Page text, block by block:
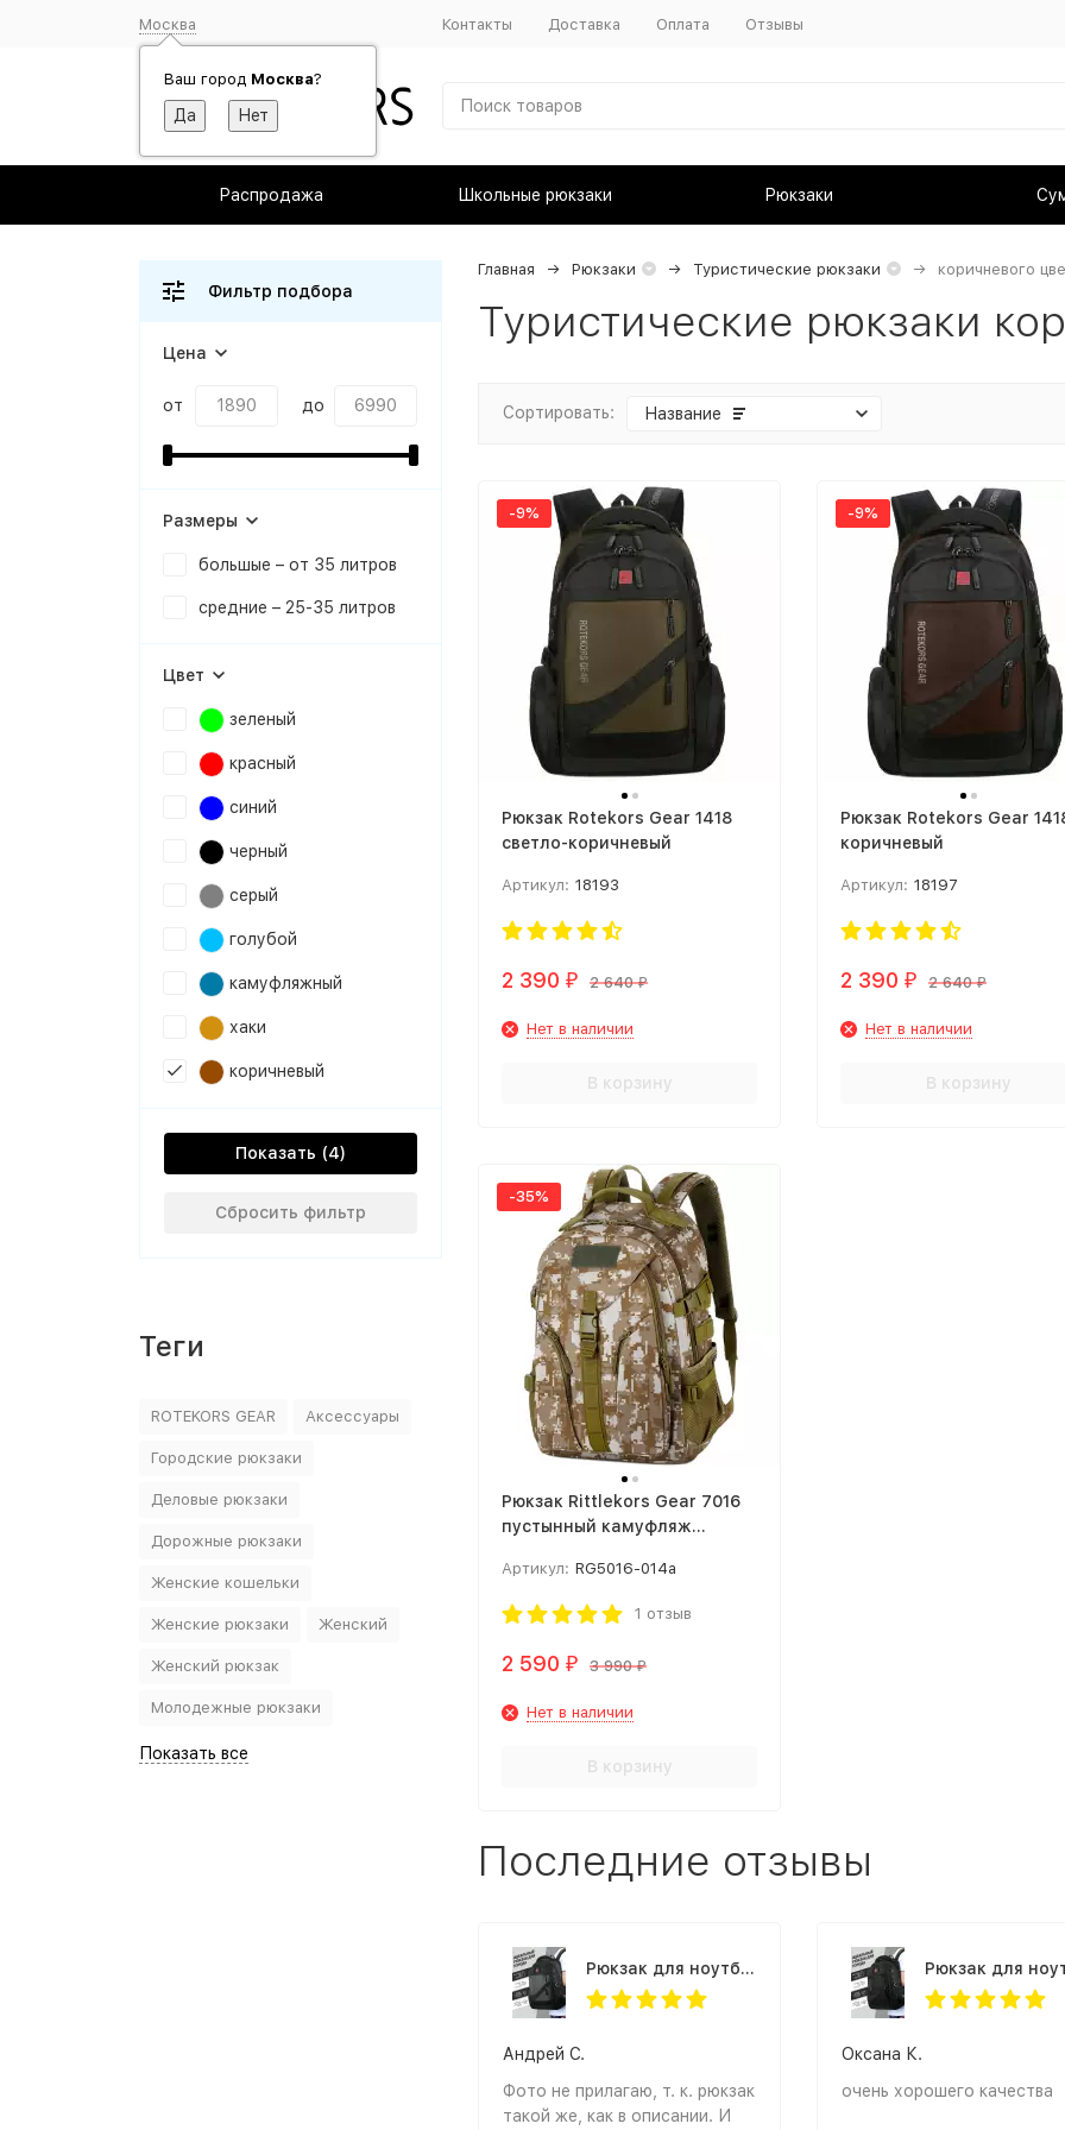
Москва
Ваш город Москва?
Контакты Доставка Оплата Отзывы
Распродажа Школьные рюкзаки Рюкзаки
Главная Рюкзаки Туристические рюкзаки коричневого
Туристические рюкзаки
Сортировать: Название
-9%
Рюкзак Rotekors Gear 1418
светло-коричневый
Артикул: 18193
2 390 ₽ 2 640₽
Нет в наличии
В корзину
-9%
Рюкзак Rotekors Gear
коричневый
Артикул: 18197
2 390 ₽ 2 640₽
Нет в наличии
В корзину
-35%
Рюкзак Rittlekors Gear 7016
пустынный камуфляж
Артикул: RG5016-014a
1 отзыв
2 590 ₽ 3 990₽
Нет в наличии
В корзину
Последние отзывы
Рюкзак для ноутбука Rittlekors Gear RG1418 серый
Андрей С.
Фото не прилагаю, т. к. рюкзак
такой же, как в описании. И
Оксана К.
очень хорошего качества
Фильтр подбора
Цена
от до
Размеры
большые – от 35 литров
cредние – 25-35 литров
Цвет
зеленый
красный
синий
черный
серый
голубой
камуфляжный
хаки
коричневый
Показать
Сбросить фильтр
Теги
ROTEKORS GEAR Аксессуары
Городские рюкзаки
Деловые рюкзаки
Дорожные рюкзаки
Женские кошельки
Женские рюкзаки Женский
Женский рюкзак
Молодежные рюкзаки
Показать все